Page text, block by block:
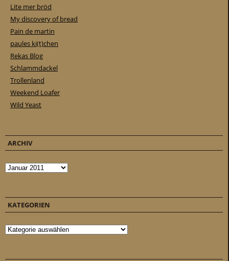
Lite mer bröd
My discovery of bread
Pain de martin
paules ki(t)chen
Rekas Blog
Schlammdackel
Trollenland
Weekend Loafer
Wild Yeast
ARCHIV
Archiv
KATEGORIEN
Kategorien